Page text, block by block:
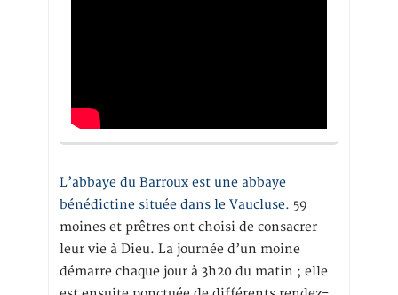
L’abbaye du Barroux est une abbaye
bénédictine située dans le Vaucluse. 59
moines et prêtres ont choisi de consacrer
leur vie à Dieu. La journée d’un moine
démarre chaque jour à 3h20 du matin ; elle